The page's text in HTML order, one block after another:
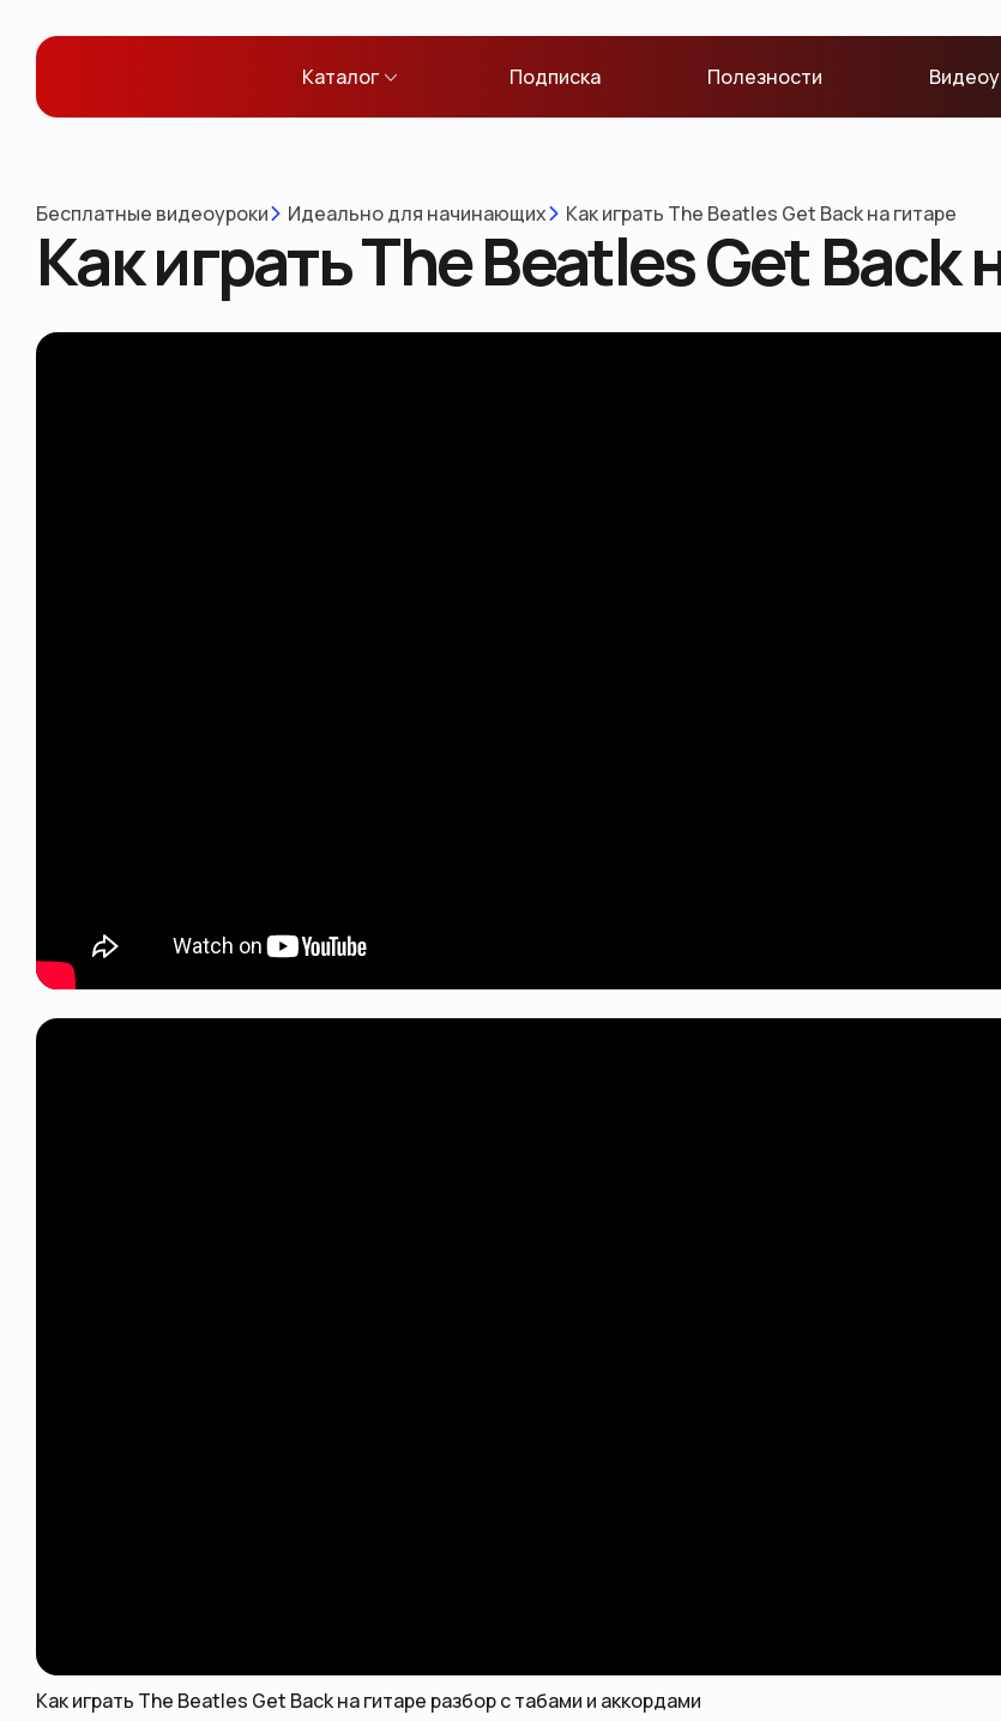
Каталог Подписка Полезности
Бесплатные видеоуроки Идеально для начинающих Как играть The Beatles Get Back на гитаре
Как играть The Beatles Get Back
Как играть The Beatles Get Back на гитаре разбор с табами и аккордами